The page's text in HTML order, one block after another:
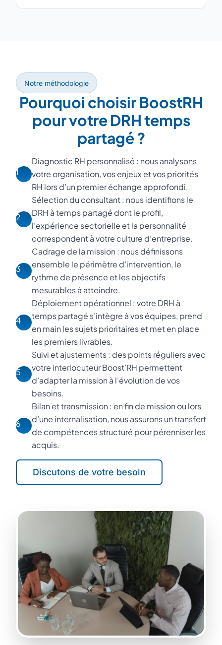
Notre méthodologie
Pourquoi choisir BoostRH
pour votre DRH temps
partagé ?
1
Diagnostic RH personnalisé : nous analysons
votre organisation, vos enjeux et vos priorités
RH lors d’un premier échange approfondi.
2
Sélection du consultant : nous identifions le
DRH à temps partagé dont le profil,
l’expérience sectorielle et la personnalité
correspondent à votre culture d’entreprise.
3
Cadrage de la mission : nous définissons
ensemble le périmètre d’intervention, le
rythme de présence et les objectifs
mesurables à atteindre.
4
Déploiement opérationnel : votre DRH à
temps partagé s’intègre à vos équipes, prend
en main les sujets prioritaires et met en place
les premiers livrables.
5
Suivi et ajustements : des points réguliers avec
votre interlocuteur Boost’RH permettent
d’adapter la mission à l’évolution de vos
besoins.
6
Bilan et transmission : en fin de mission ou lors
d’une internalisation, nous assurons un transfert
de compétences structuré pour pérenniser les
acquis.
Discutons de votre besoin